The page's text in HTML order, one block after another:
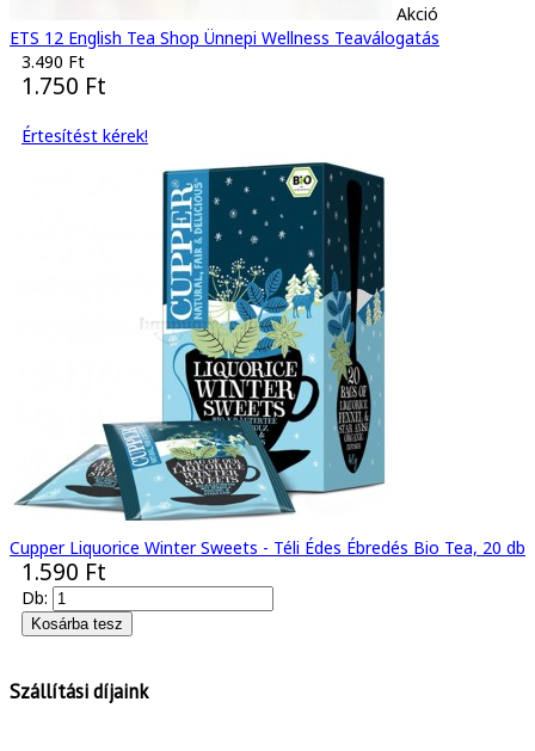
Akció
ETS 12 English Tea Shop Ünnepi Wellness Teaválogatás
3.490 Ft
1.750 Ft
Értesítést kérek!
Cupper Liquorice Winter Sweets - Téli Édes Ébredés Bio Tea, 20 db
1.590 Ft
Db:
Szállítási díjaink